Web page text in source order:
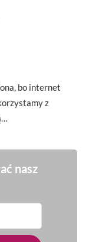
bo internet
z
nasz